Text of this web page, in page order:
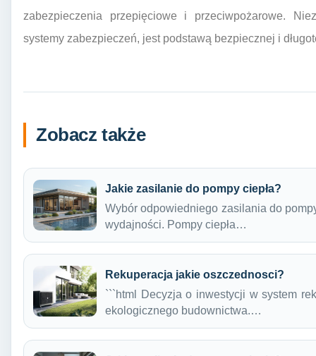
zabezpieczenia przepięciowe i przeciwpożarowe.
systemy zabezpieczeń, jest podstawą bezpiecznej i
Zobacz także
Jakie zasilanie do pompy ciepła?
Wybór odpowiedniego zasilania do
wydajności. Pompy ciepła…
Rekuperacja jakie oszczednosci?
```html Decyzja o inwestycji w system
ekologicznego budownictwa.…